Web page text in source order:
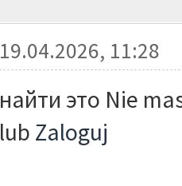
19.04.2026, 11:28
найти это Nie
lub Zaloguj